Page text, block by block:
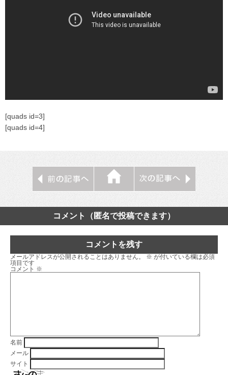
[quads id=3]
[quads id=4]
コメント（匿名で投稿できます）
コメントを残す
メールアドレスが公開されることはありません。 ※ が付いている欄は必須
項目です
コメント ※
名前
メール
サイト